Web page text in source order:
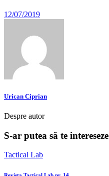
12/07/2019
Urican Ciprian
Despre autor
S-ar putea să te intereseze
Tactical Lab